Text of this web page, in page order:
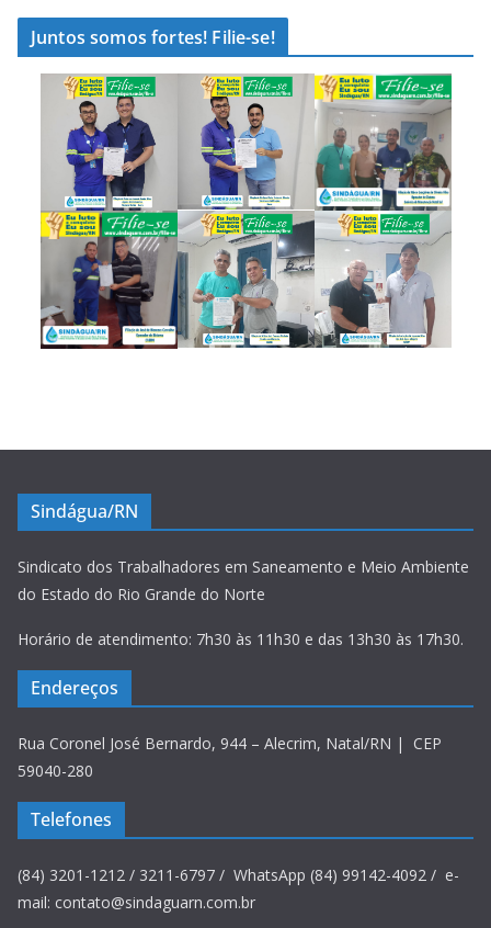
Juntos somos fortes! Filie-se!
Sindágua/RN
Sindicato dos Trabalhadores em Saneamento e Meio Ambiente
do Estado do Rio Grande do Norte
Horário de atendimento: 7h30 às 11h30 e das 13h30 às 17h30.
Endereços
Rua Coronel José Bernardo, 944 – Alecrim, Natal/RN | CEP
59040-280
Telefones
(84) 3201-1212 / 3211-6797 / WhatsApp (84) 99142-4092 / e-
mail: contato@sindaguarn.com.br